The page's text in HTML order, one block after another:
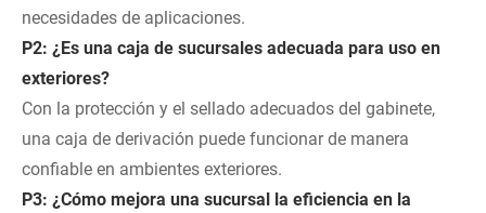
necesidades de aplicaciones.
P2: ¿Es una caja de sucursales adecuada para uso en
exteriores?
Con la protección y el sellado adecuados del gabinete,
una caja de derivación puede funcionar de manera
confiable en ambientes exteriores.
P3: ¿Cómo mejora una sucursal la eficiencia en la